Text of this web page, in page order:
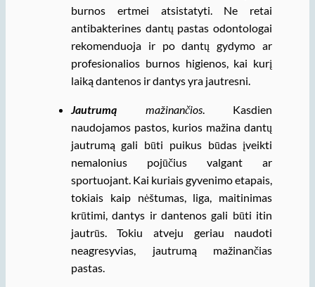
burnos ertmei atsistatyti. Ne retai
antibakterines dantų pastas odontologai
rekomenduoja ir po dantų gydymo ar
profesionalios burnos higienos, kai kurį
laiką dantenos ir dantys yra jautresni.
Jautrumąmažinančios. Kasdien
naudojamos pastos, kurios mažina dantų
jautrumą gali būti puikus būdas įveikti
nemalonius pojūčius valgant ar
sportuojant. Kai kuriais gyvenimo etapais,
tokiais kaip nėštumas, liga, maitinimas
krūtimi, dantys ir dantenos gali būti itin
jautrūs. Tokiu atveju geriau naudoti
neagresyvias, jautrumą mažinančias
pastas.